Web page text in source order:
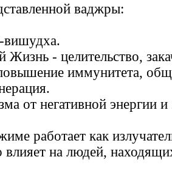
ваджры:
вишудха.
Жизнь - целительство,
иммунитета,
от негативной энергии
работает как
влияет на людей,